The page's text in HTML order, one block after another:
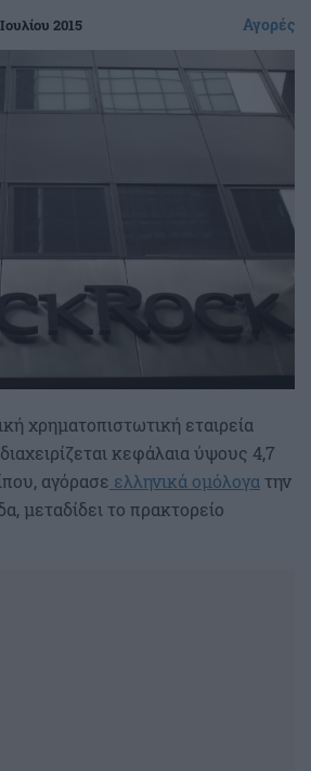
2015 Αγορές
χρηματοπιστωτική εταιρεία
κεφάλαια ύψους 4,7
αγόρασε ελληνικά ομόλογα την
μεταδίδει το πρακτορείο